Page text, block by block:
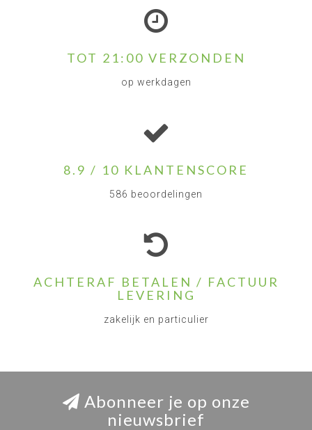
TOT 21:00 VERZONDEN
op werkdagen
8.9 / 10 KLANTENSCORE
586 beoordelingen
ACHTERAF BETALEN / FACTUUR
LEVERING
zakelijk en particulier
Abonneer je op onze
nieuwsbrief